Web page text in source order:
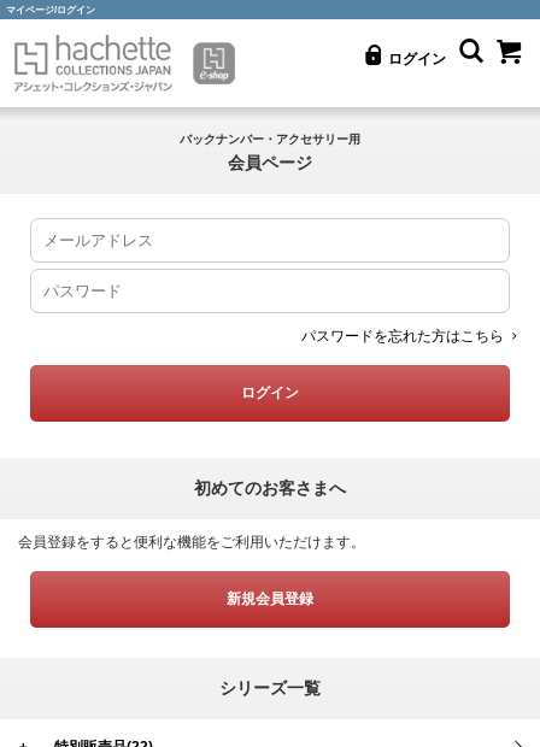
マイページ/ログイン
ログイン
バックナンバー・アクセサリー用
会員ページ
パスワードを忘れた方はこちら
初めてのお客さまへ
会員登録をすると便利な機能をご利用いただけます。
新規会員登録
シリーズ一覧